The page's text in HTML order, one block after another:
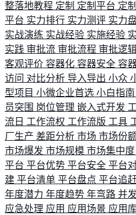
整落地教程 定制 定制平台 定
平台 实力排行 实力测评 实力
实战演练 实战经验 实施经验
实践 审批流 审批流程 审批逻
客观评价 容器化 容器安全 容
访问 对比分析 导入导出 小众
型项目 小微企业首选 小白指南
员突围 岗位管理 嵌入式开发
流日 工作流权 工作流版 工具
厂生产 差距分析 市场 市场份额
市场爆发 市场规模 市场集中度
平台 平台优势 平台安全 平台
建 平台清单 平台盘点 平台追
年度潜力 年度趋势 年弯路 并发
应急处理 应用 应用场景 应用